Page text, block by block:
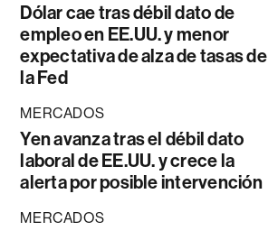
Dólar cae tras débil dato de
empleo en EE.UU. y menor
expectativa de alza de tasas de
la Fed
MERCADOS
Yen avanza tras el débil dato
laboral de EE.UU. y crece la
alerta por posible intervención
MERCADOS